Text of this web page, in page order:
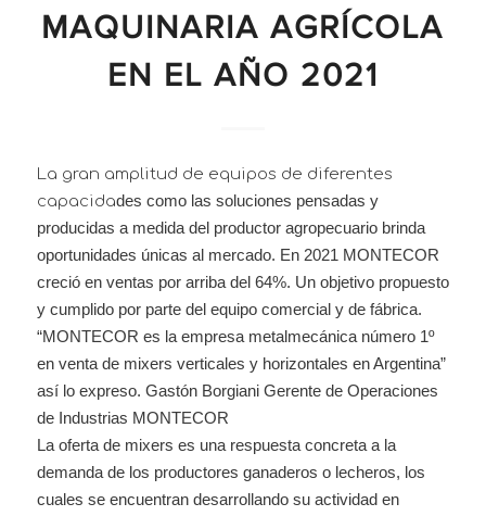
MAQUINARIA AGRÍCOLA
EN EL AÑO 2021
La gran amplitud de equipos de diferentes
capacidades como las soluciones pensadas y
producidas a medida del productor agropecuario brinda
oportunidades únicas al mercado. En 2021 MONTECOR
creció en ventas por arriba del 64%. Un objetivo propuesto
y cumplido por parte del equipo comercial y de fábrica.
“MONTECOR es la empresa metalmecánica número 1º
en venta de mixers verticales y horizontales en Argentina”
así lo expreso. Gastón Borgiani Gerente de Operaciones
de Industrias MONTECOR
La oferta de mixers es una respuesta concreta a la
demanda de los productores ganaderos o lecheros, los
cuales se encuentran desarrollando su actividad en